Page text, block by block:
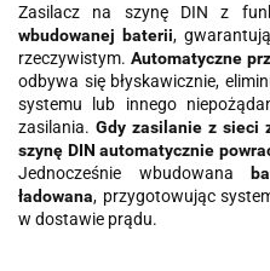
Zasilacz na szynę DIN z
wbudowanej baterii,
rzeczywistym. Automatyczne
odbywa się błyskawicznie,
systemu lub innego
zasilania. Gdy zasilanie z sieci
szynę DIN automatycznie
Jednocześnie wbudowana
ładowana, przygotowując
w dostawie prądu.